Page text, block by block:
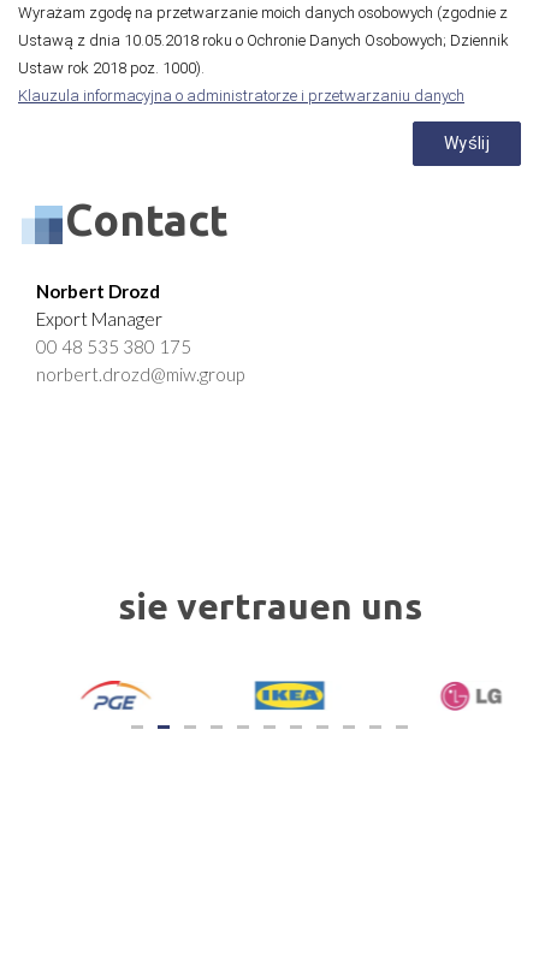
Wyrażam zgodę na przetwarzanie moich danych osobowych (zgodnie z
Ustawą z dnia 10.05.2018 roku o Ochronie Danych Osobowych; Dziennik
Ustaw rok 2018 poz. 1000).
Klauzula informacyjna o administratorze i przetwarzaniu danych
Contact
Norbert Drozd
Export Manager
00 48 535 380 175
norbert.drozd@miw.group
sie vertrauen uns